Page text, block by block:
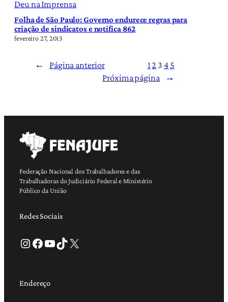
Deu na Imprensa
Folha de São Paulo: Governo endurece regras para
criação de sindicatos e notifica 862
fevereiro 27, 2013
← Página anterior 12 345
Próxima página
→
Federação Nacional dos Trabalhadores e das
Trabalhadoras do Judiciário Federal e Ministério
Público da União
Redes Sociais
Instagram Facebook Youtube TikTok X
Endereço